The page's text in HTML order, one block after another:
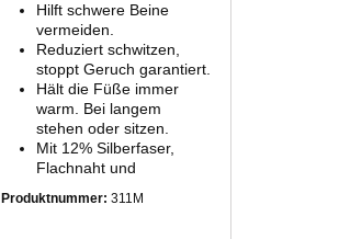
Hilft schwere Beine
vermeiden.
Reduziert schwitzen,
stoppt Geruch garantiert.
Hält die Füße immer
warm. Bei langem
stehen oder sitzen.
Mit 12% Silberfaser,
Flachnaht und
Ideal für Diabetiker.
Produktnummer:311M